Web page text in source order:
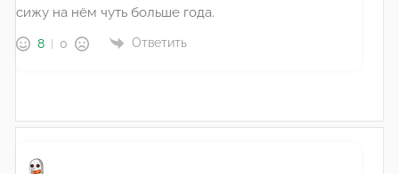
сижу на нём чуть больше года.
8 0 Ответить